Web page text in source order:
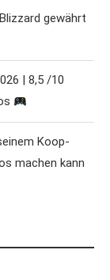
gewährt
| 8,5 /10
Koop-
machen kann